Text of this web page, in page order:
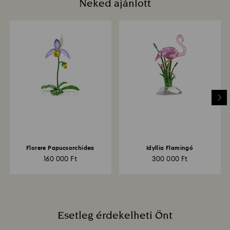
feldolgozása?
Amint beérkezik hozzánk a visszáru, regisztráljuk,
Önt pedig e-mailben értesítjük, ha a csomag
feldolgozásra került. A pénzvisszatérítés ezt követen
az Ön pénzügyi intézetének útmutatásától függően
akár 3-7 munkanapot is igénybe vehet. A jóváírás
ugyanazzal a módszerrel történik, ahogyan a
Neked ajánlott
Florere Papucsorchidea
160 000 Ft
Idyllia Flamingó
300 000 Ft
Esetleg érdekelheti Önt